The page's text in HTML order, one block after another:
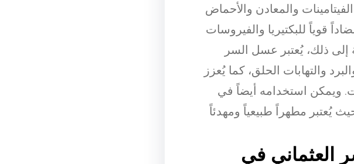
والمعادن والأحماض
قوياً للبكتيريا والفيروسات
إلى ذلك، يُعتبر عسل السر
والتهابات الحلق، كما يُعزز
ويمكن استخدامه أيضاً في
يُعتبر مطهراً طبيعياً ومهدئاً
في